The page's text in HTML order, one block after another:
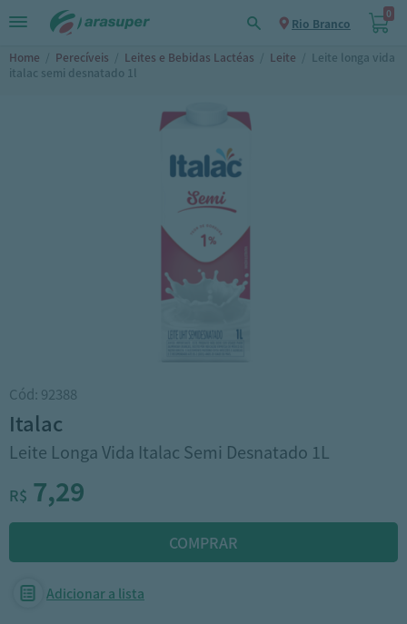
Rio Branco
0
Home / Perecíveis / Leites e Bebidas Lactéas / Leite / Leite longa vida
italac semi desnatado 1l
Cód: 92388
italac
Leite Longa Vida Italac Semi Desnatado 1L
R$ 7,29
Adicionar a lista